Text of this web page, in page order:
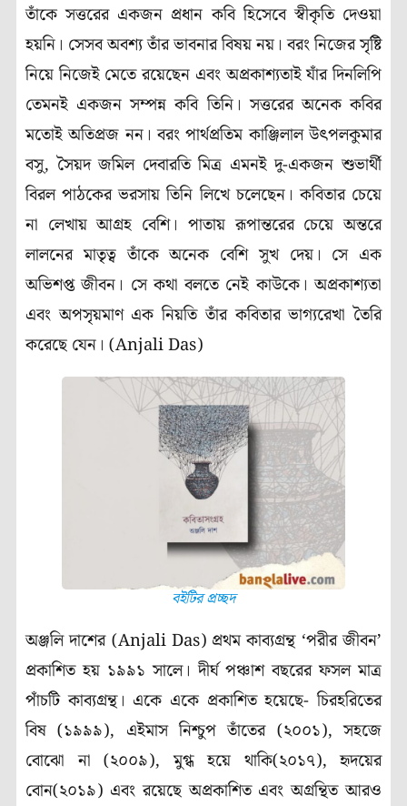
তাঁকে সত্তরের একজন প্রধান কবি হিসেবে স্বীকৃতি দেওয়া
হয়নি। সেসব অবশ্য তাঁর ভাবনার বিষয় নয়। বরং নিজের সৃষ্টি
নিয়ে নিজেই মেতে রয়েছেন এবং অপ্রকাশ্যতাই যাঁর দিনলিপি
তেমনই একজন সম্পন্ন কবি তিনি। সত্তরের অনেক কবির
মতোই অতিপ্রজ নন। বরং পার্থপ্রতিম কাঞ্জিলাল উৎপলকুমার
বসু, সৈয়দ জমিল দেবারতি মিত্র এমনই দু-একজন শুভার্থী
বিরল পাঠকের ভরসায় তিনি লিখে চলেছেন। কবিতার চেয়ে
না লেখায় আগ্রহ বেশি। পাতায় রূপান্তরের চেয়ে অন্তরে
লালনের মাতৃত্ব তাঁকে অনেক বেশি সুখ দেয়। সে এক
অভিশপ্ত জীবন। সে কথা বলতে নেই কাউকে। অপ্রকাশ্যতা
এবং অপসৃয়মাণ এক নিয়তি তাঁর কবিতার ভাগ্যরেখা তৈরি
করেছে যেন। (Anjali Das)
বইটির প্রচ্ছদ
অঞ্জলি দাশের (Anjali Das) প্রথম কাব্যগ্রন্থ ‘পরীর জীবন’
প্রকাশিত হয় ১৯৯১ সালে। দীর্ঘ পঞ্চাশ বছরের ফসল মাত্র
পাঁচটি কাব্যগ্রন্থ। একে একে প্রকাশিত হয়েছে- চিরহরিতের
বিষ (১৯৯৯), এইমাস নিশ্চুপ তাঁতের (২০০১), সহজে
বোঝো না (২০০৯), মুগ্ধ হয়ে থাকি(২০১৭), হৃদয়ের
বোন(২০১৯) এবং রয়েছে অপ্রকাশিত এবং অগ্রন্থিত আরও